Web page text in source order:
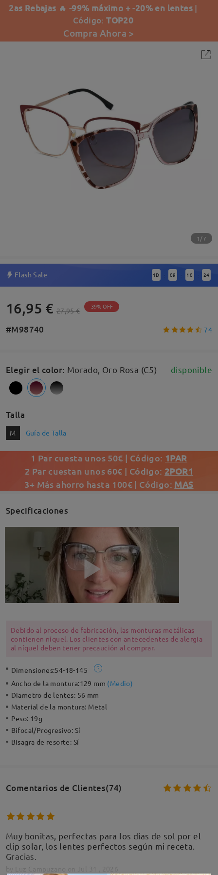
2as Rebajas 🔥 -99% máximo + -20% en lentes |
Código:TOP20
Compra Ahora >
1/7
Flash Sale 1 D : 09 : 10 : 23
16,95 € 27,95 € 39% OFF
#M98740 74
Elegir el color: Morado, Oro Rosa (C5) disponible
Talla
M Guía de Talla
1 Par cuesta unos 50€ | Código: 1PAR
2 Par cuestan unos 60€ | Código: 2POR1
3+ Más ahorro hasta 100€ | Código: MAS
Specificaciones
Debido al proceso de fabricación, las monturas metálicas
contienen níquel. Los clientes con antecedentes de alergia
al níquel deben tener precaución al comprar.
Dimensiones:54-18-145
Ancho de la montura:129 mm (Medio)
Diametro de lentes: 56 mm
Material de la montura: Metal
Peso: 19g
Bifocal/Progresivo: Sí
Bisagra de resorte: Sí
Comentarios de Clientes(74)
Muy bonitas, perfectas para los días de sol por el
clip solar, los lentes perfectos según mi receta.
Gracias.